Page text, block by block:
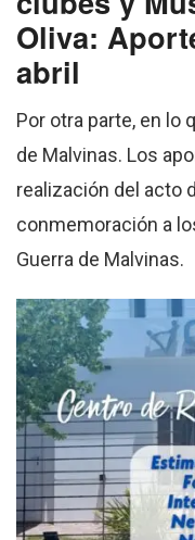
Oliva:
abril
Por otra parte, en lo
de Malvinas. Los
realización del acto
conmemoración a
Guerra de Malvinas.